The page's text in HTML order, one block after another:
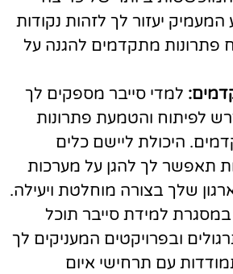
יעזור לך לזהות נקודות
מתקדמים להגנה על
למדי סייבר מספקים לך
לפיתוח והטמעת פתרונות
היכולת ליישם כלים
תאפשר לך להגן על מערכות
שלך בצורה מוחלטת ויעילה.
למידת סייבר תוכל
ובפרויקטים המעניקים לך
עם תרחישי איום